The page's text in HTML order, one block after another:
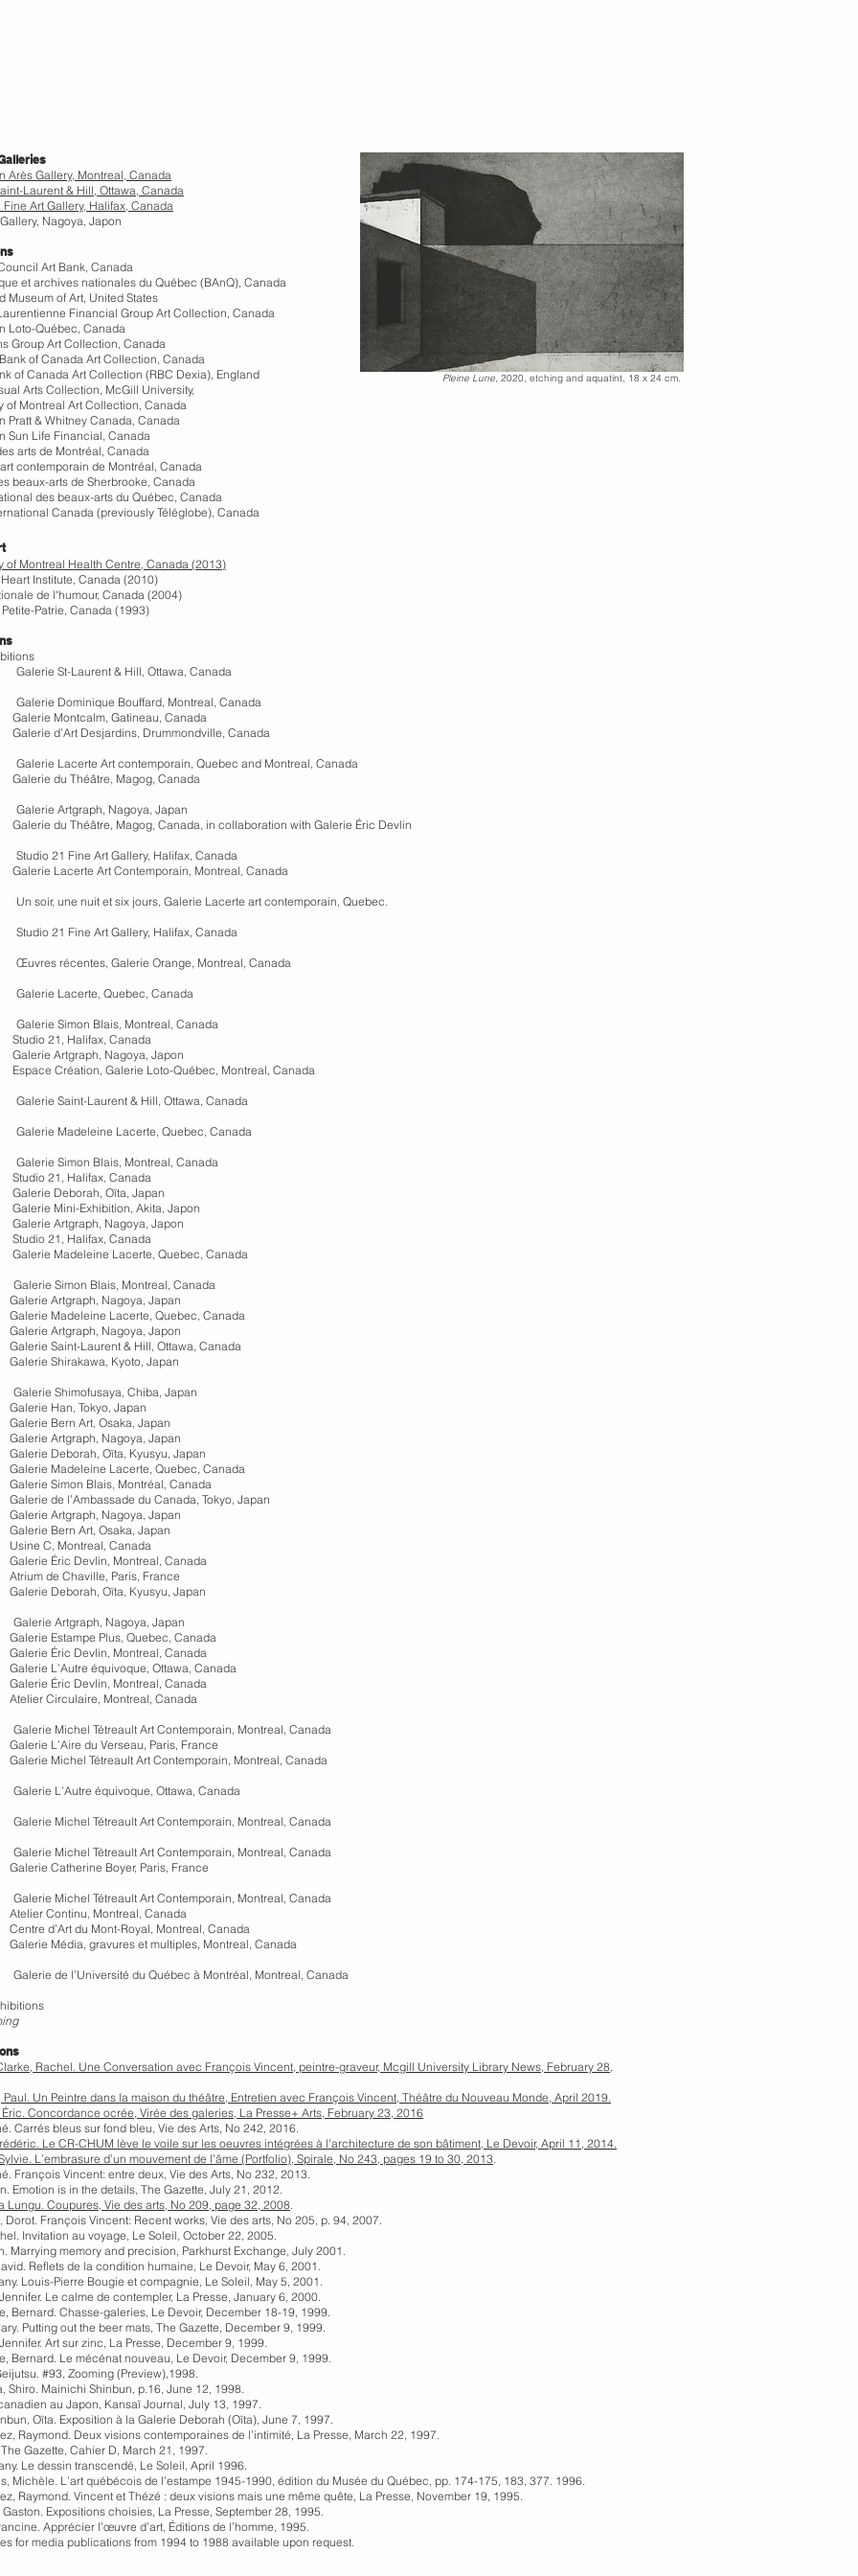
Arès Gallery, Montreal, Canada
Laurent & Hill, Ottawa, Canada
Fine Art Gallery, Halifax, Canada
Nagoya, Japon
Art Bank, Canada
et archives nationales du Québec (BAnQ), Canada
Museum of Art, United States
Financial Group Art Collection, Canada
Loto-Québec, Canada
Group Art Collection, Canada
of Canada Art Collection, Canada
of Canada Art Collection (RBC Dexia), England
Arts Collection, McGill University,
of Montreal Art Collection, Canada
Pratt & Whitney Canada, Canada
Sun Life Financial, Canada
arts de Montréal, Canada
contemporain de Montréal, Canada
beaux-arts de Sherbrooke, Canada
des beaux-arts du Québec, Canada
Canada (previously Téléglobe), Canada
of Montreal Health Centre, Canada (2013)
Institute, Canada (2010)
de l'humour, Canada (2004)
Patrie, Canada (1993)
St-Laurent & Hill, Ottawa, Canada
Dominique Bouffard, Montreal, Canada
Montcalm, Gatineau, Canada
d’Art Desjardins, Drummondville, Canada
Lacerte Art contemporain, Quebec and Montreal, Canada
du Théâtre, Magog, Canada
Artgraph, Nagoya, Japan
du Théâtre, Magog, Canada, in collaboration with Galerie Éric Devlin
21 Fine Art Gallery, Halifax, Canada
Lacerte Art Contemporain, Montreal, Canada
soir, une nuit et six jours, Galerie Lacerte art contemporain, Quebec.
21 Fine Art Gallery, Halifax, Canada
récentes, Galerie Orange, Montreal, Canada
Lacerte, Quebec, Canada
Simon Blais, Montreal, Canada
21, Halifax, Canada
Artgraph, Nagoya, Japon
Création, Galerie Loto-Québec, Montreal, Canada
Saint-Laurent & Hill, Ottawa, Canada
Madeleine Lacerte, Quebec, Canada
Simon Blais, Montreal, Canada
21, Halifax, Canada
Deborah, Oïta, Japan
Mini-Exhibition, Akita, Japon
Artgraph, Nagoya, Japon
21, Halifax, Canada
Madeleine Lacerte, Quebec, Canada
Simon Blais, Montreal, Canada
Artgraph, Nagoya, Japan
Madeleine Lacerte, Quebec, Canada
Artgraph, Nagoya, Japon
Saint-Laurent & Hill, Ottawa, Canada
Shirakawa, Kyoto, Japan
Shimofusaya, Chiba, Japan
Han, Tokyo, Japan
Bern Art, Osaka, Japan
Artgraph, Nagoya, Japan
Deborah, Oïta, Kyusyu, Japan
Madeleine Lacerte, Quebec, Canada
Simon Blais, Montréal, Canada
de l’Ambassade du Canada, Tokyo, Japan
Artgraph, Nagoya, Japan
Bern Art, Osaka, Japan
C, Montreal, Canada
Éric Devlin, Montreal, Canada
de Chaville, Paris, France
Deborah, Oïta, Kyusyu, Japan
Artgraph, Nagoya, Japan
Estampe Plus, Quebec, Canada
Éric Devlin, Montreal, Canada
L’Autre équivoque, Ottawa, Canada
Éric Devlin, Montreal, Canada
Circulaire, Montreal, Canada
Michel Tétreault Art Contemporain, Montreal, Canada
L’Aire du Verseau, Paris, France
Michel Tétreault Art Contemporain, Montreal, Canada
L’Autre équivoque, Ottawa, Canada
Michel Tétreault Art Contemporain, Montreal, Canada
Michel Tétreault Art Contemporain, Montreal, Canada
Catherine Boyer, Paris, France
Michel Tétreault Art Contemporain, Montreal, Canada
Continu, Montreal, Canada
d’Art du Mont-Royal, Montreal, Canada
Média, gravures et multiples, Montreal, Canada
de l’Université du Québec à Montréal, Montreal, Canada
Rachel. Une Conversation avec François Vincent, peintre-graveur, Mcgill University Library News, February 28,
Paul. Un Peintre dans la maison du théâtre, Entretien avec François Vincent, Théâtre du Nouveau Monde, April 2019.
Concordance ocrée, Virée des galeries, La Presse+ Arts, February 23, 2016
Carrés bleus sur fond bleu, Vie des Arts, No 242, 2016.
Le CR-CHUM lève le voile sur les oeuvres intégrées à l’architecture de son bâtiment, Le Devoir, April 11, 2014.
L’embrasure d’un mouvement de l’âme (Portfolio), Spirale, No 243, pages 19 to 30, 2013.
François Vincent: entre deux, Vie des Arts, No 232, 2013.
Emotion is in the details, The Gazette, July 21, 2012.
Lungu. Coupures, Vie des arts, No 209, page 32, 2008.
Dorot. François Vincent: Recent works, Vie des arts, No 205, p. 94, 2007.
Invitation au voyage, Le Soleil, October 22, 2005.
Marrying memory and precision, Parkhurst Exchange, July 2001.
Reflets de la condition humaine, Le Devoir, May 6, 2001.
Louis-Pierre Bougie et compagnie, Le Soleil, May 5, 2001.
Le calme de contempler, La Presse, January 6, 2000.
Bernard. Chasse-galeries, Le Devoir, December 18-19, 1999.
Putting out the beer mats, The Gazette, December 9, 1999.
Art sur zinc, La Presse, December 9, 1999.
Bernard. Le mécénat nouveau, Le Devoir, December 9, 1999.
#93, Zooming (Preview),1998.
Shiro. Mainichi Shinbun, p.16, June 12, 1998.
au Japon, Kansaï Journal, July 13, 1997.
Oïta. Exposition à la Galerie Deborah (Oïta), June 7, 1997.
Raymond. Deux visions contemporaines de l’intimité, La Presse, March 22, 1997.
Gazette, Cahier D, March 21, 1997.
Le dessin transcendé, Le Soleil, April 1996.
Michèle. L’art québécois de l’estampe 1945-1990, édition du Musée du Québec, pp. 174-175, 183, 377. 1996.
Raymond. Vincent et Thézé : deux visions mais une même quête, La Presse, November 19, 1995.
Gaston. Expositions choisies, La Presse, September 28, 1995.
Apprécier l’œuvre d’art, Éditions de l’homme, 1995.
for media publications from 1994 to 1988 available upon request.
Pleine Lune, 2020, etching and aquatint, 18 x 24 cm.